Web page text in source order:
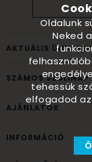
AKTUÁLIS
SZÁMOS SZÜLINAP
AJÁNLATOK
INFORMÁCIÓ
Oldalunk
Neked
tehessük
elfogadod